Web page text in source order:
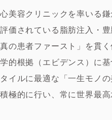
美容クリニックを率いる
評価されている脂肪注入・
真の患者ファースト」を貫く
的根拠（エビデンス）に
イルに最適な「一生モノ
極的に行い、常に世界最